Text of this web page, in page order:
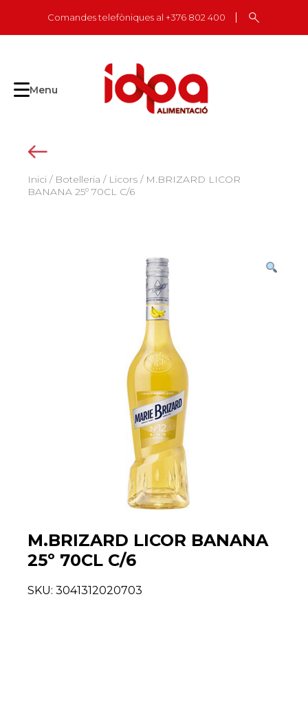
content
Comandes telefòniques al +376 802 400
Menu
Inici / Botelleria / Licors / M.BRIZARD LICOR
BANANA 25º 70CL C/6
M.BRIZARD LICOR BANANA
25º 70CL C/6
SKU: 3041312020703